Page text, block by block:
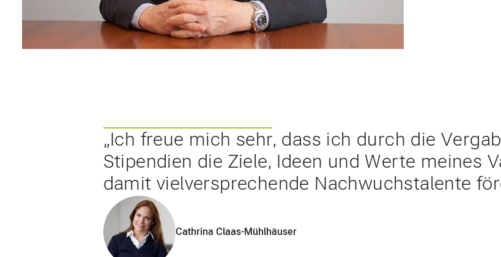
„Ich freue mich sehr, dass ich durch die
Stipendien die Ziele, Ideen und Werte meines
damit vielversprechende Nachwuchstalente
Cathrina Claas-Mühlhäuser